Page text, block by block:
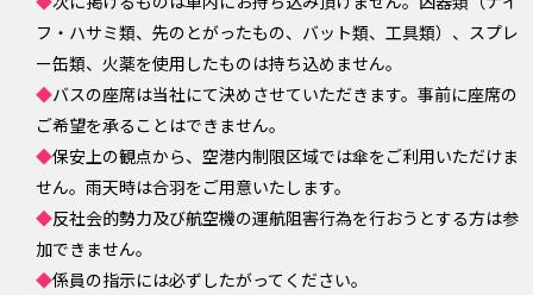
フ・ハサミ類、先のとがったもの、バット類、工具類）、スプレ
ー缶類、火薬を使用したものは持ち込めません。
◆バスの座席は当社にて決めさせていただきます。事前に座席の
ご希望を承ることはできません。
◆保安上の観点から、空港内制限区域では傘をご利用いただけま
せん。雨天時は合羽をご用意いたします。
◆反社会的勢力及び航空機の運航阻害行為を行おうとする方は参
加できません。
◆係員の指示には必ずしたがってください。